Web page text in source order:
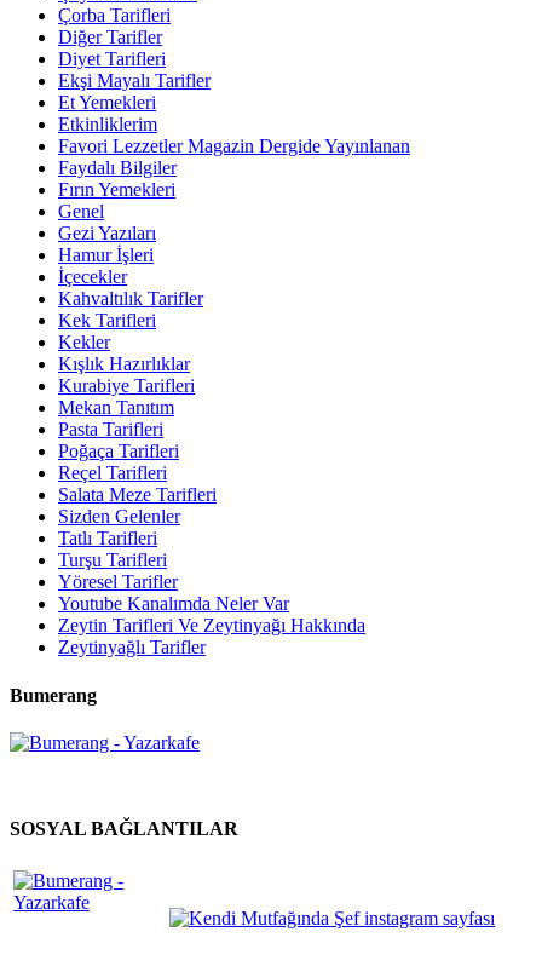
Çorba Tarifleri
Diğer Tarifler
Diyet Tarifleri
Ekşi Mayalı Tarifler
Et Yemekleri
Etkinliklerim
Favori Lezzetler Magazin Dergide Yayınlanan
Faydalı Bilgiler
Fırın Yemekleri
Genel
Gezi Yazıları
Hamur İşleri
İçecekler
Kahvaltılık Tarifler
Kek Tarifleri
Kekler
Kışlık Hazırlıklar
Kurabiye Tarifleri
Mekan Tanıtım
Pasta Tarifleri
Poğaça Tarifleri
Reçel Tarifleri
Salata Meze Tarifleri
Sizden Gelenler
Tatlı Tarifleri
Turşu Tarifleri
Yöresel Tarifler
Youtube Kanalımda Neler Var
Zeytin Tarifleri Ve Zeytinyağı Hakkında
Zeytinyağlı Tarifler
Bumerang
SOSYAL BAĞLANTILAR